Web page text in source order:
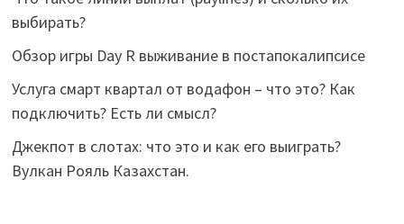
выбирать?
Обзор игры Day R выживание в постапокалипсисе
Услуга смарт квартал от водафон – что это? Как
подключить? Есть ли смысл?
Джекпот в слотах: что это и как его выиграть?
Вулкан Рояль Казахстан.